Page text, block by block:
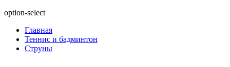
option-select
Главная
Теннис и бадминтон
Струны